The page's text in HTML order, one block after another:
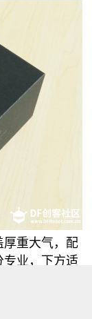
厚重大气，配
专业，下方适